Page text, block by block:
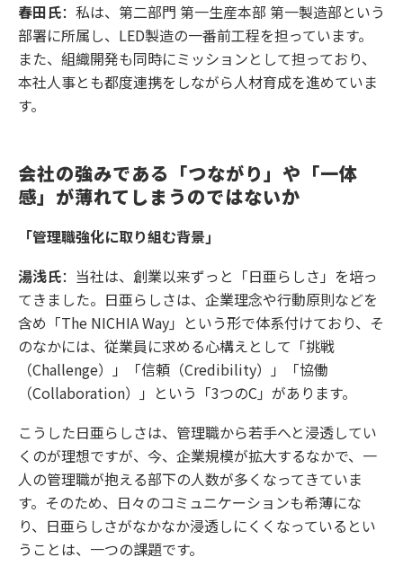
春田氏：私は、第二部門 第一生産本部 第一製造部という
部署に所属し、LED製造の一番前工程を担っています。
また、組織開発も同時にミッションとして担っており、
本社人事とも都度連携をしながら人材育成を進めていま
す。
会社の強みである「つながり」や「一体
感」が薄れてしまうのではないか
「管理職強化に取り組む背景」
湯浅氏：当社は、創業以来ずっと「日亜らしさ」を培っ
てきました。日亜らしさは、企業理念や行動原則などを
含め「The NICHIA Way」という形で体系付けており、そ
のなかには、従業員に求める心構えとして「挑戦
（Challenge）」「信頼（Credibility）」「協働
（Collaboration）」という「3つのC」があります。
こうした日亜らしさは、管理職から若手へと浸透してい
くのが理想ですが、今、企業規模が拡大するなかで、一
人の管理職が抱える部下の人数が多くなってきていま
す。そのため、日々のコミュニケーションも希薄にな
り、日亜らしさがなかなか浸透しにくくなっているとい
うことは、一つの課題です。